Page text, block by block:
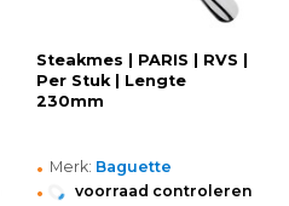
Steakmes | PARIS | RVS |
Per Stuk | Lengte
230mm
• Merk: Baguette
• voorraad controleren